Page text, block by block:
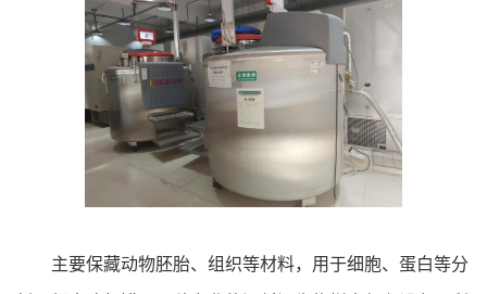
主要保藏动物胚胎、组织等材料，用于细胞、蛋白等分